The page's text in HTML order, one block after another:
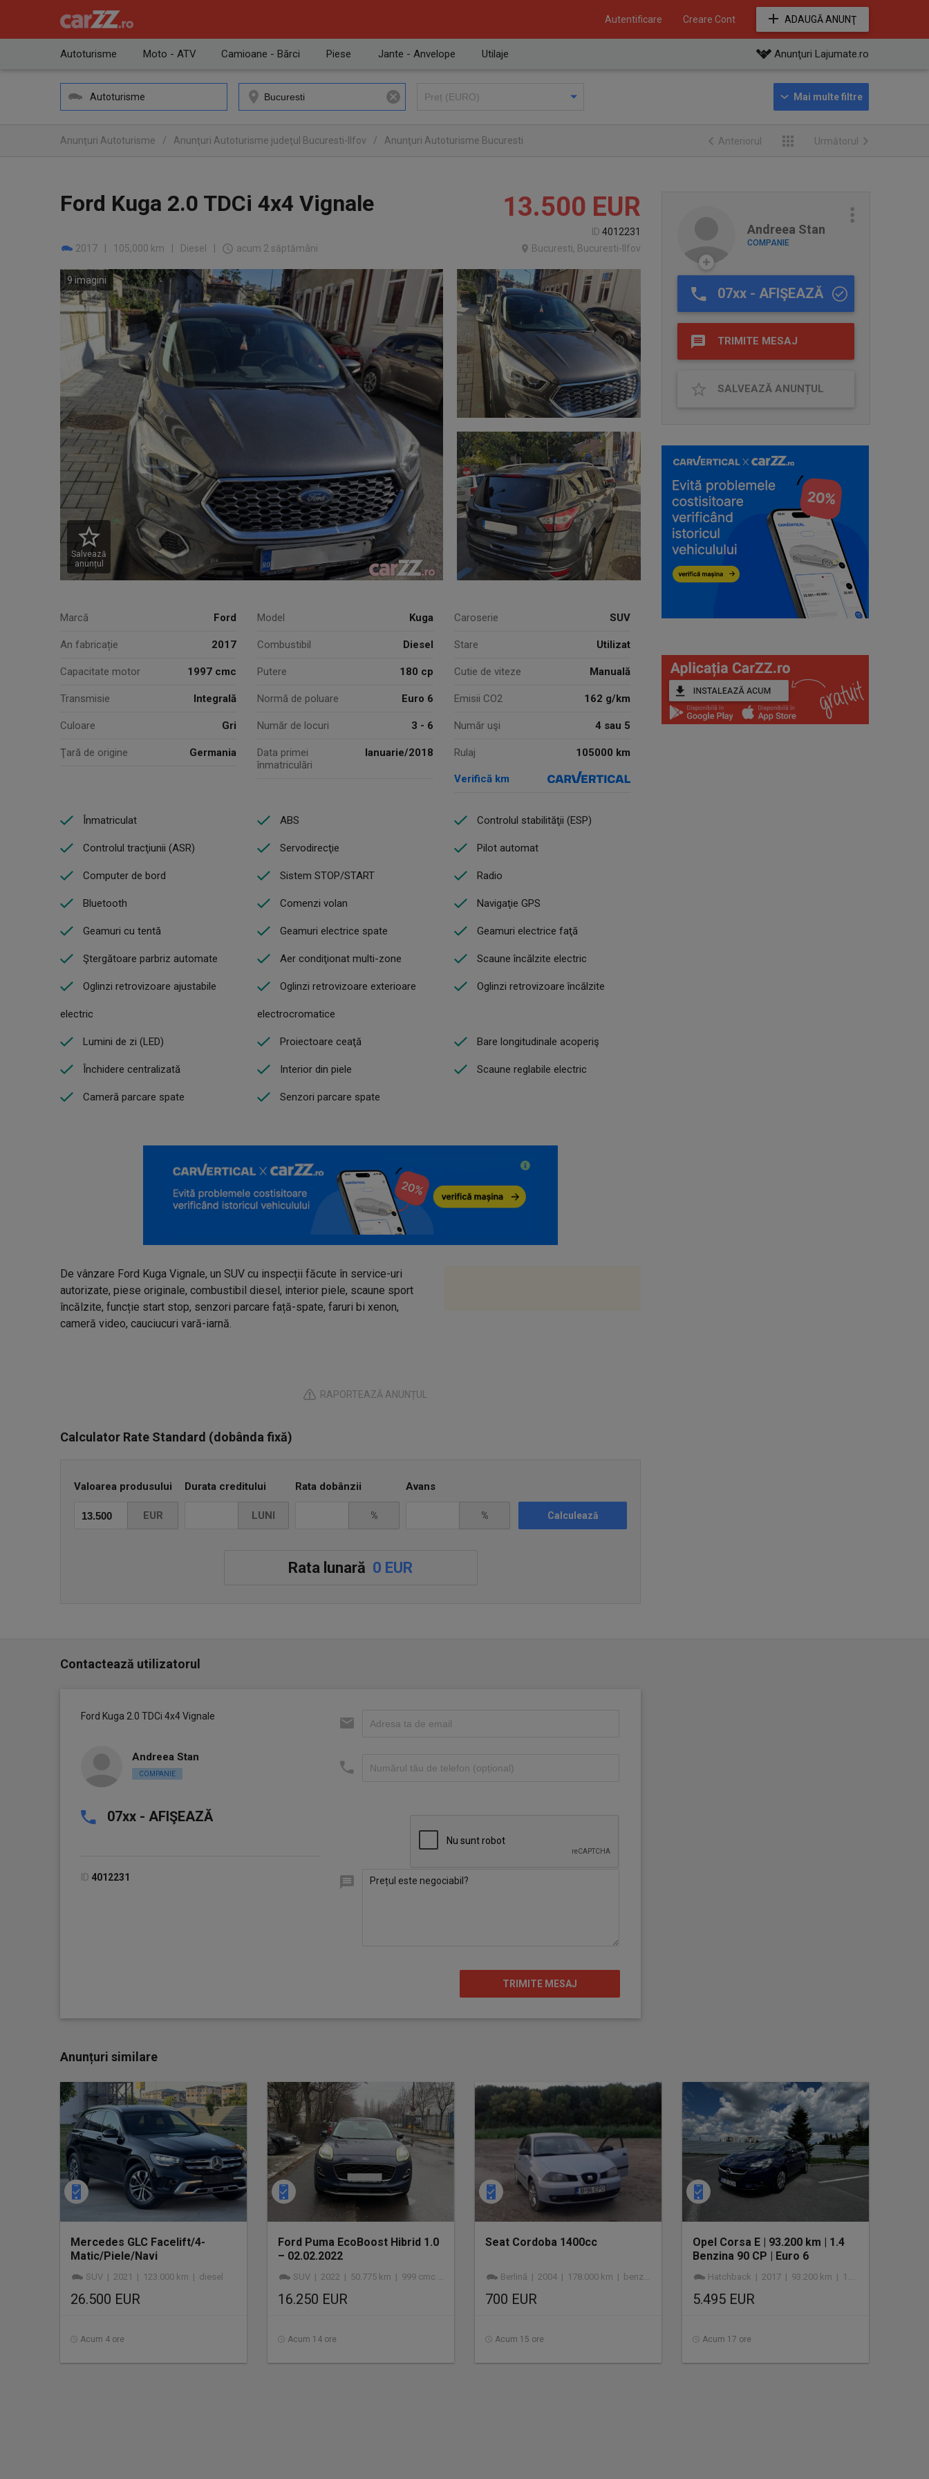
Autentificare Creare Cont ADAUGĂ ANUNŢ
Autoturisme Moto - ATV Camioane - Bărci Piese Jante - Anvelope Utilaje Anunţuri Lajumate.ro
Autoturisme
Anunţuri Autoturisme / Anunţuri Autoturisme judeţul Bucuresti-Ilfov / Anunţuri Autoturisme Bucuresti Anteriorul Următorul
Andreea Stan
COMPANIE
07xx - AFIŞEAZĂ
TRIMITE MESAJ
SALVEAZĂ ANUNȚUL
Ford Kuga 2.0 TDCi 4x4 Vignale 13.500 EUR
ID 4012231
2017
105,000 km Diesel acum 2 săptămâni Bucuresti, Bucuresti-Ilfov
Salvează
anunțul
9 imagini
Marcă Ford Model Kuga Caroserie SUV
An fabricație 2017 Combustibil Diesel Stare Utilizat
Capacitate motor 1997 cmc Putere 180 cp Cutie de viteze Manuală
Transmisie Integrală Normă de poluare Euro 6 Emisii CO2 162 g/km
Culoare Gri Număr de locuri 3 - 6 Număr uşi 4 sau 5
Ţară de origine Germania
Data primei
înmatriculări
Ianuarie/2018 Rulaj 105000 km
Verifică km
Înmatriculat ABS Controlul stabilităţii (ESP)
Controlul tracţiunii (ASR) Servodirecţie Pilot automat
Computer de bord Sistem STOP/START Radio
Bluetooth Comenzi volan Navigaţie GPS
Geamuri cu tentă Geamuri electrice spate Geamuri electrice faţă
Ştergătoare parbriz automate Aer condiţionat multi-zone Scaune încălzite electric
Oglinzi retrovizoare ajustabile
electric
Oglinzi retrovizoare exterioare
electrocromatice
Oglinzi retrovizoare încălzite
Lumini de zi (LED) Proiectoare ceaţă Bare longitudinale acoperiş
Închidere centralizată Interior din piele Scaune reglabile electric
Cameră parcare spate Senzori parcare spate
De vânzare Ford Kuga Vignale, un SUV cu inspecții făcute în service-uri
autorizate, piese originale, combustibil diesel, interior piele, scaune sport
încălzite, funcție start stop, senzori parcare față-spate, faruri bi xenon,
cameră video, cauciucuri vară-iarnă.
RAPORTEAZĂ ANUNȚUL
Calculator Rate Standard (dobânda fixă)
Valoarea produsului
EUR
Durata creditului
LUNI
Rata dobânzii
%
Avans
% Calculează
Rata lunară 0 EUR
Contactează utilizatorul
Ford Kuga 2.0 TDCi 4x4 Vignale
Andreea Stan
COMPANIE
07xx - AFIŞEAZĂ
ID 4012231
Anunțuri similare
Mercedes GLC Facelift/4-
Matic/Piele/Navi
MARE/Camera/Keyless
Entry/123.000 km
SUV | 2021 | 123.000 km | diesel
26.500 EUR
Acum 4 ore
Ford Puma EcoBoost Hibrid 1.0
– 02.02.2022
SUV | 2022 | 50.775 km | 999 cmc | hibrid
16.250 EUR
Acum 14 ore
Seat Cordoba 1400cc
Berlină | 2004 | 178.000 km | benzină
700 EUR
Acum 15 ore
Opel Corsa E | 93.200 km | 1.4
Benzina 90 CP | Euro 6
Hatchback | 2017 | 93.200 km | 1.398 cmc | benzină
5.495 EUR
Acum 17 ore